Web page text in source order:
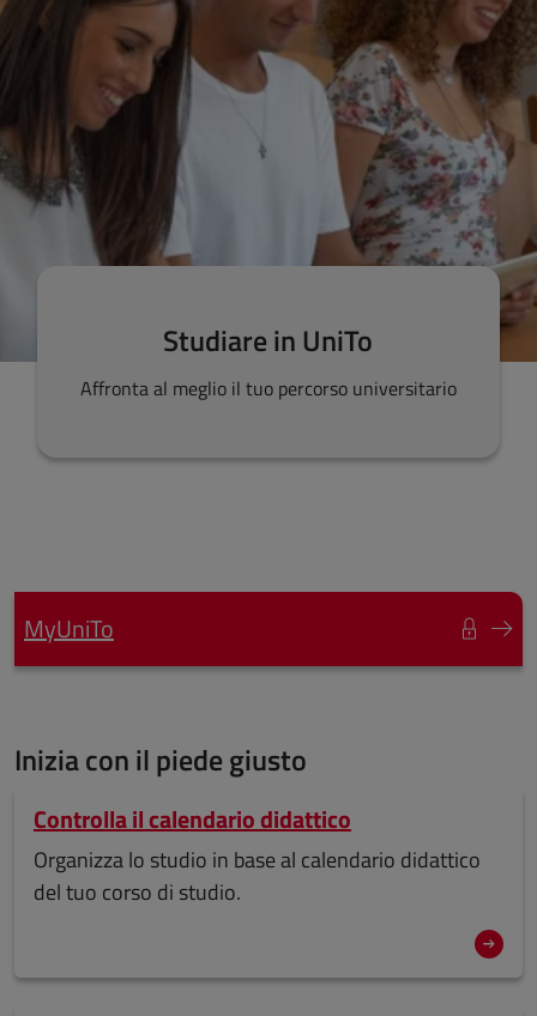
Studiare in UniTo
Affronta al meglio il tuo percorso universitario
MyUniTo
Inizia con il piede giusto
Controlla il calendario didattico
Organizza lo studio in base al calendario didattico
del tuo corso di studio.